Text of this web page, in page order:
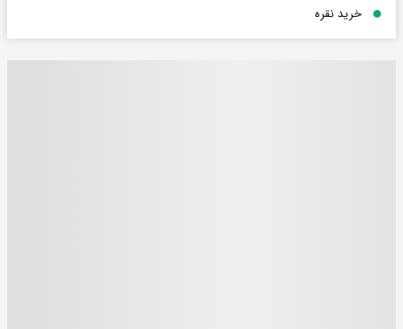
خرید نقره